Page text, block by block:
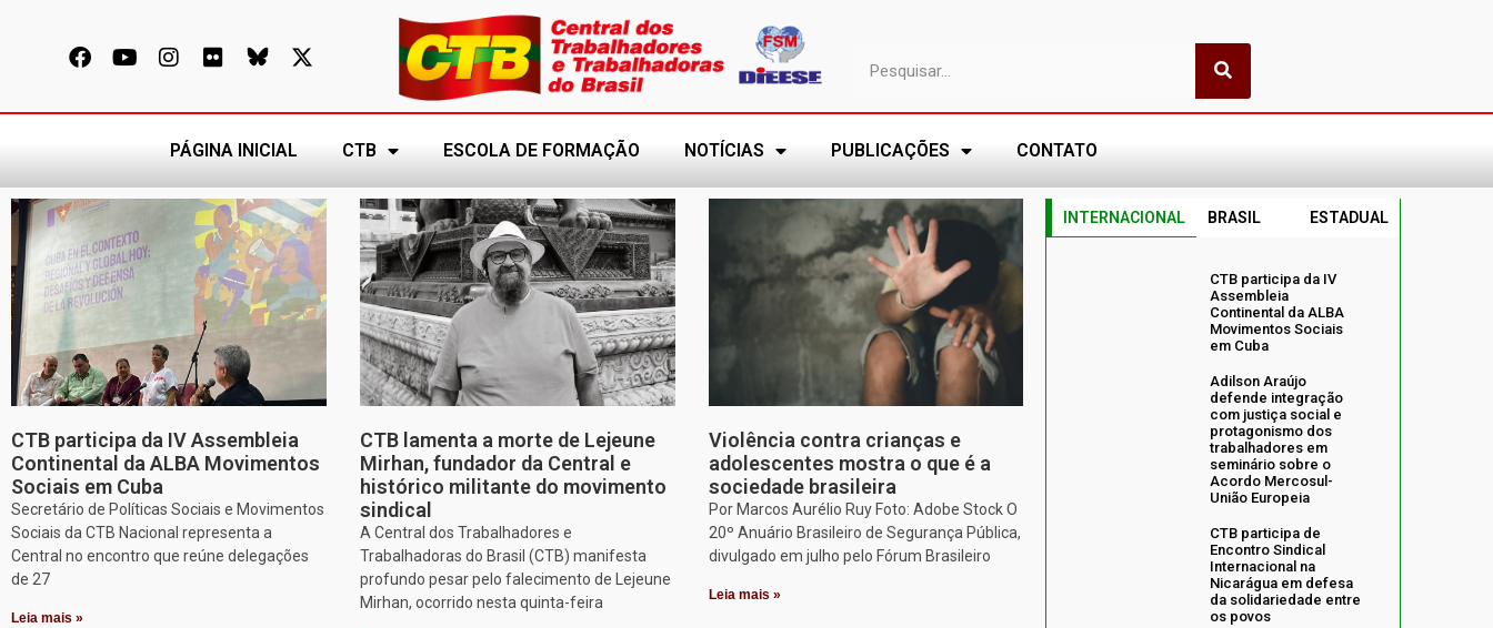
PÁGINA INICIAL CTB ESCOLA DE FORMAÇÃO NOTÍCIAS PUBLICAÇÕES CONTATO
CTB participa da IV Assembleia
Continental da ALBA Movimentos
Sociais em Cuba
Secretário de Políticas Sociais e Movimentos
Sociais da CTB Nacional representa a
Central no encontro que reúne delegações
de 27
Leia mais »
CTB lamenta a morte de Lejeune
Mirhan, fundador da Central e
histórico militante do movimento
sindical
A Central dos Trabalhadores e
Trabalhadoras do Brasil (CTB) manifesta
profundo pesar pelo falecimento de Lejeune
Mirhan, ocorrido nesta quinta-feira
Violência contra crianças e
adolescentes mostra o que é a
sociedade brasileira
Por Marcos Aurélio Ruy Foto: Adobe Stock O
20º Anuário Brasileiro de Segurança Pública,
divulgado em julho pelo Fórum Brasileiro
Leia mais »
INTERNACIONAL BRASIL ESTADUAL
CTB participa da IV
Assembleia
Continental da ALBA
Movimentos Sociais
em Cuba
Adilson Araújo
defende integração
com justiça social e
protagonismo dos
trabalhadores em
seminário sobre o
Acordo Mercosul-
União Europeia
CTB participa de
Encontro Sindical
Internacional na
Nicarágua em defesa
da solidariedade entre
os povos